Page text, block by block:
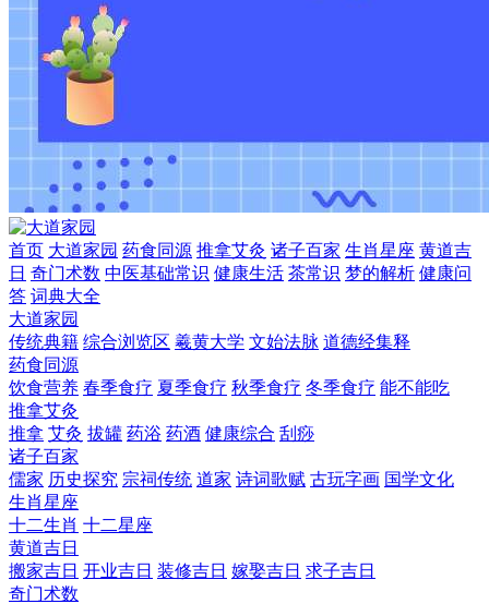
首页 大道家园 药食同源 推拿艾灸 诸子百家 生肖星座 黄道吉
日 奇门术数 中医基础常识 健康生活 茶常识 梦的解析 健康问
答 词典大全
大道家园
传统典籍 综合浏览区 羲黄大学 文始法脉 道德经集释
药食同源
饮食营养 春季食疗 夏季食疗 秋季食疗 冬季食疗 能不能吃
推拿艾灸
推拿 艾灸 拔罐 药浴 药酒 健康综合 刮痧
诸子百家
儒家 历史探究 宗祠传统 道家 诗词歌赋 古玩字画 国学文化
生肖星座
十二生肖 十二星座
黄道吉日
搬家吉日 开业吉日 装修吉日 嫁娶吉日 求子吉日
奇门术数